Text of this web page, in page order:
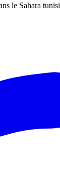
le Sahara